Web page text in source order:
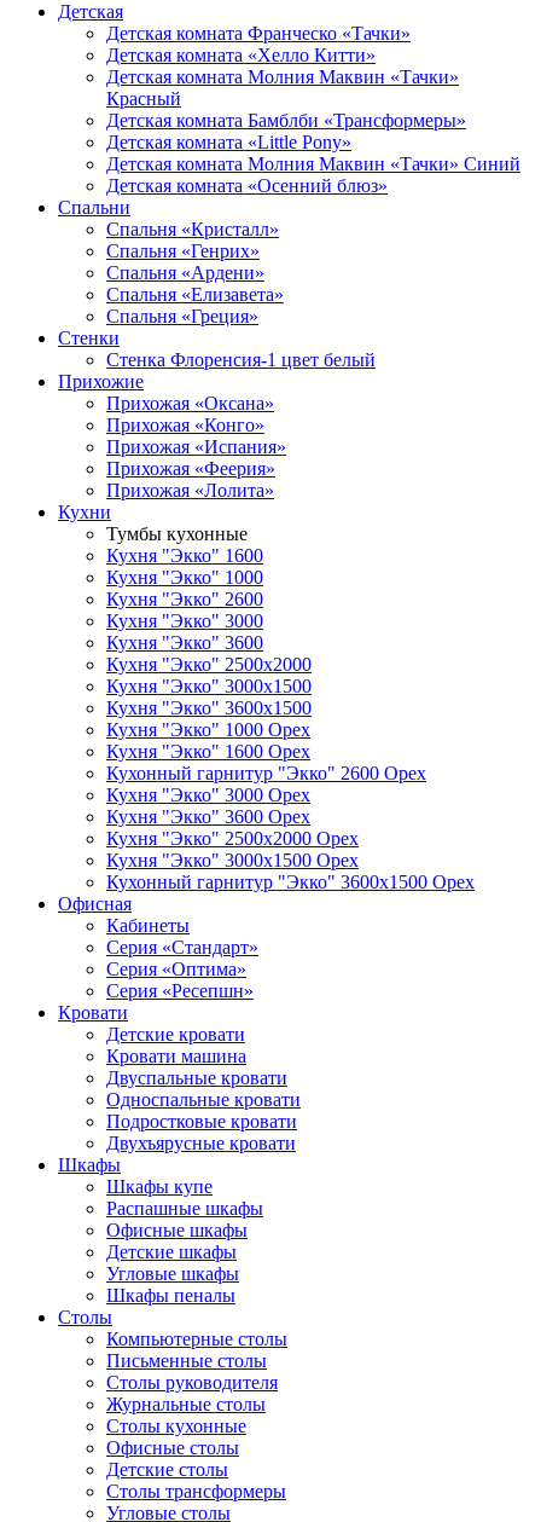
Детская
Детская комната Франческо «Тачки»
Детская комната «Хелло Китти»
Детская комната Молния Маквин «Тачки»
Красный
Детская комната Бамблби «Трансформеры»
Детская комната «Little Pony»
Детская комната Молния Маквин «Тачки» Синий
Детская комната «Осенний блюз»
Спальни
Спальня «Кристалл»
Спальня «Генрих»
Спальня «Ардени»
Спальня «Елизавета»
Спальня «Греция»
Стенки
Стенка Флоренсия-1 цвет белый
Прихожие
Прихожая «Оксана»
Прихожая «Конго»
Прихожая «Испания»
Прихожая «Феерия»
Прихожая «Лолита»
Кухни
Тумбы кухонные
Кухня "Экко" 1600
Кухня "Экко" 1000
Кухня "Экко" 2600
Кухня "Экко" 3000
Кухня "Экко" 3600
Кухня "Экко" 2500х2000
Кухня "Экко" 3000х1500
Кухня "Экко" 3600х1500
Кухня "Экко" 1000 Орех
Кухня "Экко" 1600 Орех
Кухонный гарнитур "Экко" 2600 Орех
Кухня "Экко" 3000 Орех
Кухня "Экко" 3600 Орех
Кухня "Экко" 2500х2000 Орех
Кухня "Экко" 3000х1500 Орех
Кухонный гарнитур "Экко" 3600х1500 Орех
Офисная
Кабинеты
Серия «Стандарт»
Серия «Оптима»
Серия «Ресепшн»
Кровати
Детские кровати
Кровати машина
Двуспальные кровати
Односпальные кровати
Подростковые кровати
Двухъярусные кровати
Шкафы
Шкафы купе
Распашные шкафы
Офисные шкафы
Детские шкафы
Угловые шкафы
Шкафы пеналы
Столы
Компьютерные столы
Письменные столы
Столы руководителя
Журнальные столы
Столы кухонные
Офисные столы
Детские столы
Столы трансформеры
Угловые столы